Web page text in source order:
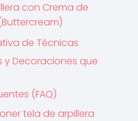
con Crema de
de Técnicas
y Decoraciones que
(FAQ)
tela de arpillera